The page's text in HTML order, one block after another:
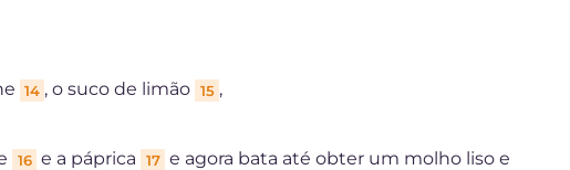
14 , o suco de limão 15 ,
16 e a páprica 17 e agora bata até obter um molho liso e